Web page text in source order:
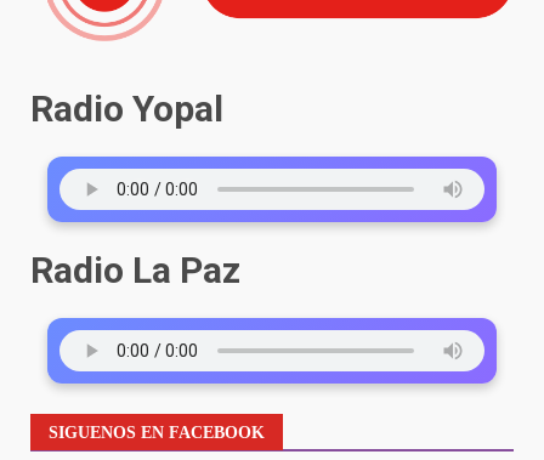
Radio Yopal
Radio La Paz
SIGUENOS EN FACEBOOK